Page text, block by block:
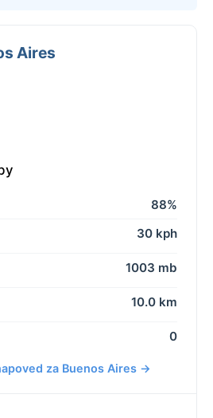
Aires
88%
30 kph
1003 mb
10.0 km
0
za Buenos Aires →